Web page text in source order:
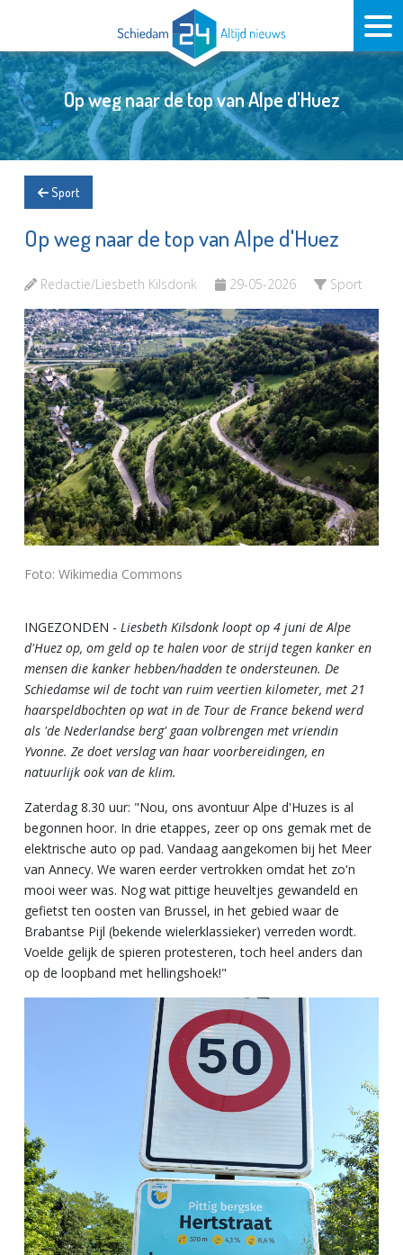
Op weg naar de top van Alpe d'Huez
Sport
Op weg naar de top van Alpe d'Huez
Redactie/Liesbeth Kilsdonk 29-05-2026 Sport
Foto: Wikimedia Commons
INGEZONDEN - Liesbeth Kilsdonk loopt op 4 juni de Alpe
d'Huez op, om geld op te halen voor de strijd tegen kanker en
mensen die kanker hebben/hadden te ondersteunen. De
Schiedamse wil de tocht van ruim veertien kilometer, met 21
haarspeldbochten op wat in de Tour de France bekend werd
als 'de Nederlandse berg' gaan volbrengen met vriendin
Yvonne. Ze doet verslag van haar voorbereidingen, en
natuurlijk ook van de klim.
Zaterdag 8.30 uur: "Nou, ons avontuur Alpe d'Huzes is al
begonnen hoor. In drie etappes, zeer op ons gemak met de
elektrische auto op pad. Vandaag aangekomen bij het Meer
van Annecy. We waren eerder vertrokken omdat het zo'n
mooi weer was. Nog wat pittige heuveltjes gewandeld en
gefietst ten oosten van Brussel, in het gebied waar de
Brabantse Pijl (bekende wielerklassieker) verreden wordt.
Voelde gelijk de spieren protesteren, toch heel anders dan
op de loopband met hellingshoek!"